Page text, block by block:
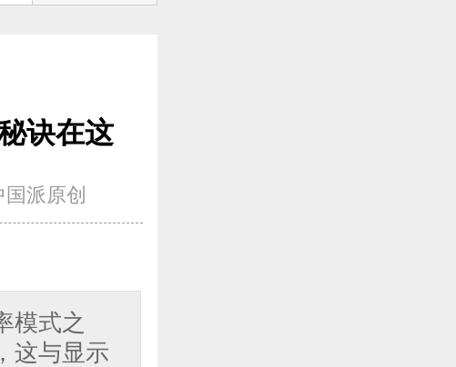
诀在这
派原创
模式之
这与显示